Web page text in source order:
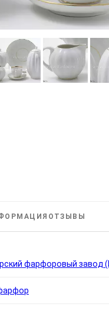
ОТЗЫВЫ
фарфоровый завод